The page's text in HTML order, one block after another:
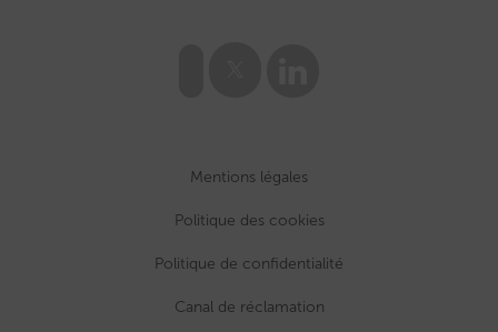
Mentions légales
Politique des cookies
Politique de confidentialité
Canal de réclamation